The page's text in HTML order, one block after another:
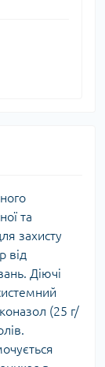
та
захисту
від
Діючі
(25 г/